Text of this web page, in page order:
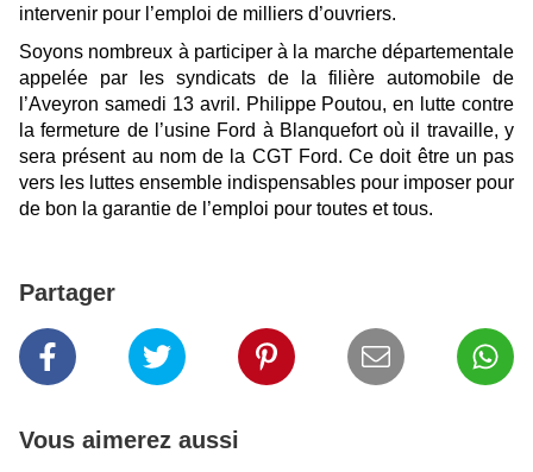
intervenir pour l’emploi de milliers d’ouvriers.
Soyons nombreux à participer à la marche départementale
appelée par les syndicats de la filière automobile de
l’Aveyron samedi 13 avril. Philippe Poutou, en lutte contre
la fermeture de l’usine Ford à Blanquefort où il travaille, y
sera présent au nom de la CGT Ford. Ce doit être un pas
vers les luttes ensemble indispensables pour imposer pour
de bon la garantie de l’emploi pour toutes et tous.
Partager
Vous aimerez aussi